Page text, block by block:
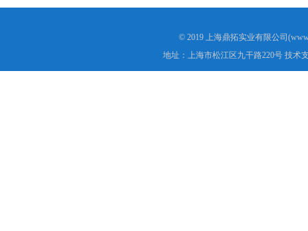
© 2019 上海鼎拓实业有限公司
地址：上海市松江区九干路220号 技术